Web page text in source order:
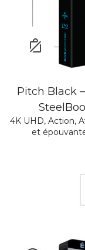
Pitch Black
4K UHD, Action,
et